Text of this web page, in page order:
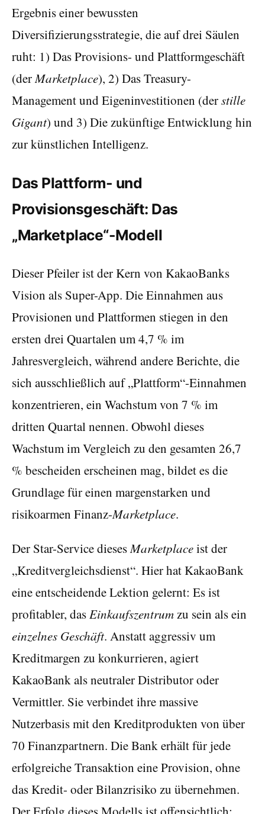
Ergebnis einer bewussten
Diversifizierungsstrategie, die auf drei Säulen
ruht: 1) Das Provisions- und Plattformgeschäft
(derMarketplace), 2) Das Treasury-
Management und Eigeninvestitionen (derstille
Gigant) und 3) Die zukünftige Entwicklung hin
zur künstlichen Intelligenz.
Das Plattform- und
Provisionsgeschäft: Das
„Marketplace“-Modell
Dieser Pfeiler ist der Kern von KakaoBanks
Vision als Super-App. Die Einnahmen aus
Provisionen und Plattformen stiegen in den
ersten drei Quartalen um 4,7 % im
Jahresvergleich, während andere Berichte, die
sich ausschließlich auf „Plattform“-Einnahmen
konzentrieren, ein Wachstum von 7 % im
dritten Quartal nennen. Obwohl dieses
Wachstum im Vergleich zu den gesamten 26,7
% bescheiden erscheinen mag, bildet es die
Grundlage für einen margenstarken und
risikoarmen Finanz-Marketplace.
Der Star-Service diesesMarketplaceist der
„Kreditvergleichsdienst“. Hier hat KakaoBank
eine entscheidende Lektion gelernt: Es ist
profitabler, dasEinkaufszentrumzu sein als ein
einzelnes Geschäft. Anstatt aggressiv um
Kreditmargen zu konkurrieren, agiert
KakaoBank als neutraler Distributor oder
Vermittler. Sie verbindet ihre massive
Nutzerbasis mit den Kreditprodukten von über
70 Finanzpartnern. Die Bank erhält für jede
erfolgreiche Transaktion eine Provision, ohne
das Kredit- oder Bilanzrisiko zu übernehmen.